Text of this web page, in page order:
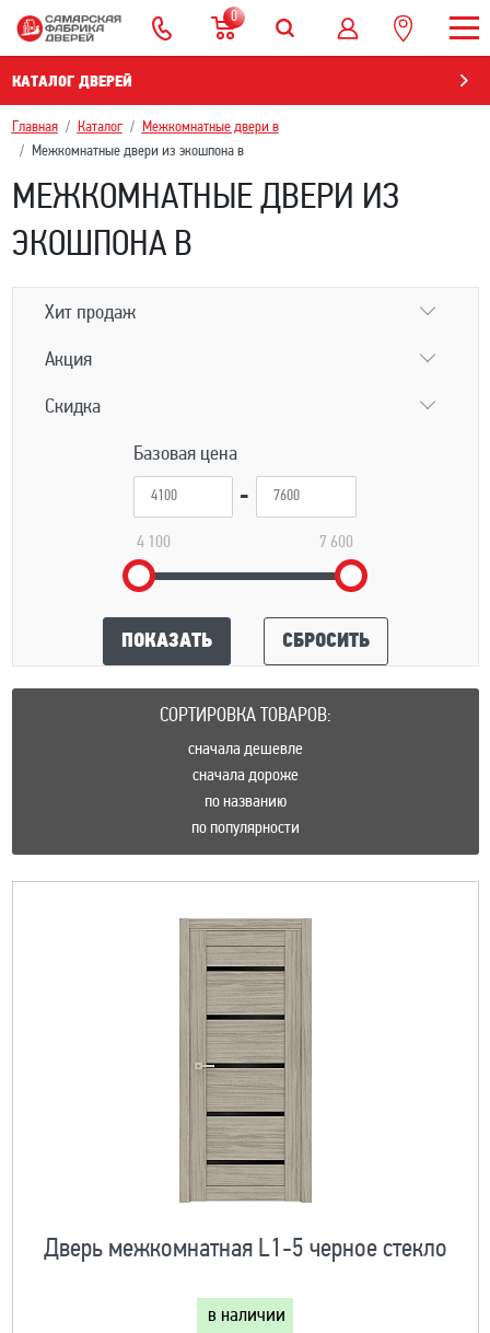
0
КАТАЛОГ ДВЕРЕЙ
Главная Каталог
Межкомнатные двери в
Межкомнатные двери из экошпона в
МЕЖКОМНАТНЫЕ ДВЕРИ ИЗ
ЭКОШПОНА В
Хит продаж
Акция
Скидка
Базовая цена
4 100 7 600
ПОКАЗАТЬ СБРОСИТЬ
СОРТИРОВКА ТОВАРОВ:
сначала дешевле
сначала дороже
по названию
по популярности
Дверь межкомнатная L1-5 черное стекло
в наличии